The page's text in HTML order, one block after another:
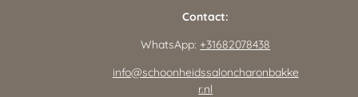
Contact:
WhatsApp:+31682078438
info@schoonheidssaloncharonbakke
r.nl